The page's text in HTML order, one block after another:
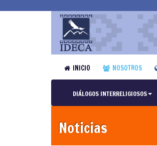
INICIO NOSOTROS
DIÁLOGOS INTERRELIGIOSOS
Noticias